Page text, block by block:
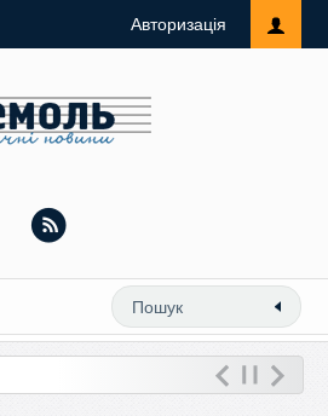
Авторизація
ремейку «Любий,